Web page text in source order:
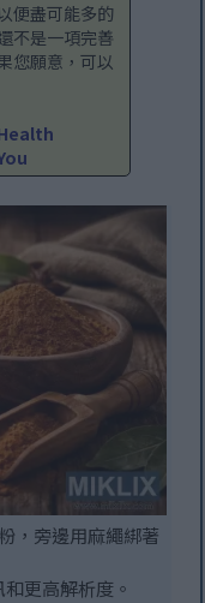
便盡可能多的
不是一項完善
您願意，可以
，旁邊用麻繩綁著
更高解析度。